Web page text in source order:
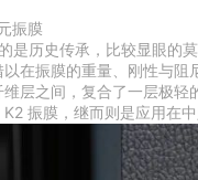
振膜
历史传承，比较显眼的
在振膜的重量、刚性与
层之间，复合了一层极
振膜，继而则是应用在